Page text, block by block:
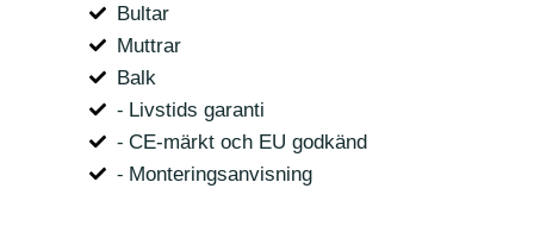
Bultar
Muttrar
Balk
⁃ Livstids garanti
⁃ CE-märkt och EU godkänd
⁃ Monteringsanvisning